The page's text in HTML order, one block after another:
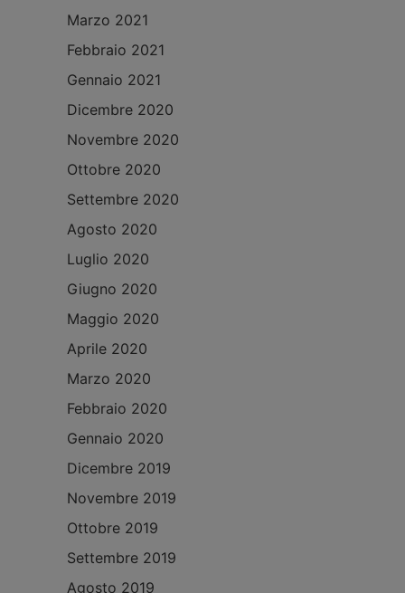
Marzo 2021
Febbraio 2021
Gennaio 2021
Dicembre 2020
Novembre 2020
Ottobre 2020
Settembre 2020
Agosto 2020
Luglio 2020
Giugno 2020
Maggio 2020
Aprile 2020
Marzo 2020
Febbraio 2020
Gennaio 2020
Dicembre 2019
Novembre 2019
Ottobre 2019
Settembre 2019
Agosto 2019